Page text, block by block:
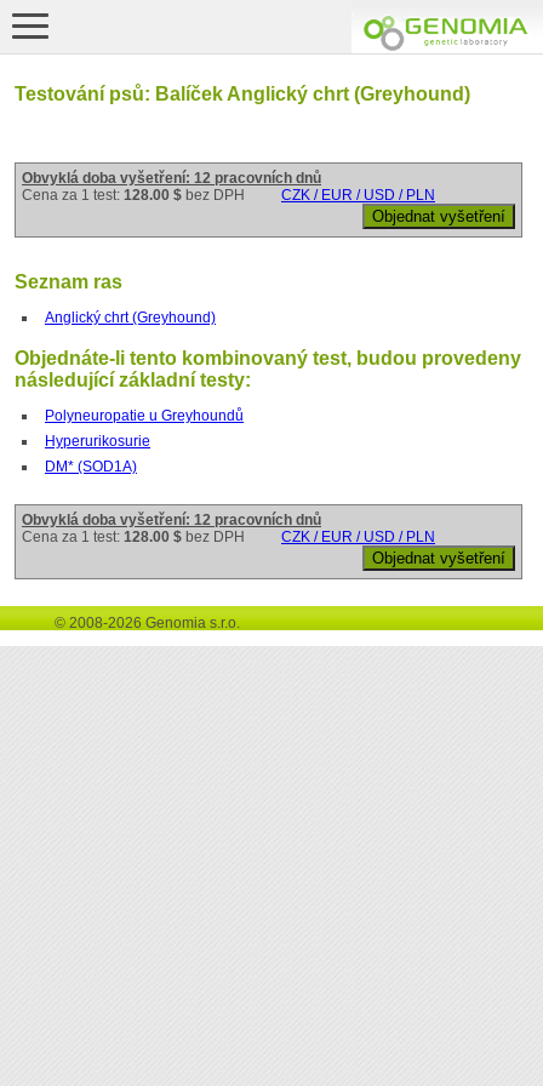
Testování psů: Balíček Anglický chrt (Greyhound)
Obvyklá doba vyšetření: 12 pracovních dnů
Cena za 1 test: 128.00 $ bez DPH CZK / EUR / USD / PLN
Seznam ras
Anglický chrt (Greyhound)
Objednáte-li tento kombinovaný test, budou provedeny
následující základní testy:
Polyneuropatie u Greyhoundů
Hyperurikosurie
DM* (SOD1A)
Obvyklá doba vyšetření: 12 pracovních dnů
Cena za 1 test: 128.00 $ bez DPH CZK / EUR / USD / PLN
© 2008-2026 Genomia s.r.o.